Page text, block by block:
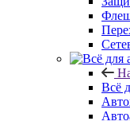
Всё